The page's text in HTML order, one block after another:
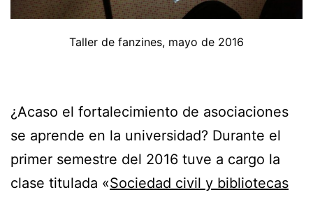
Taller de fanzines, mayo de 2016
¿Acaso el fortalecimiento de asociaciones
se aprende en la universidad? Durante el
primer semestre del 2016 tuve a cargo la
clase titulada «Sociedad civil y bibliotecas